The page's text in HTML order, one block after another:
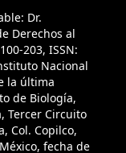
Dr.
Derechos al
203, ISSN:
Nacional
la última
de Biología,
Tercer Circuito
Col. Copilco,
fecha de